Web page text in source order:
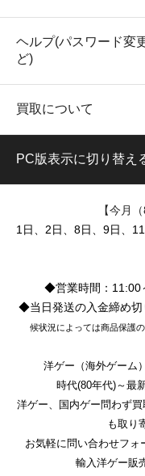
ヘルプ(パスワード変
ど)
買取について
PC版表示に切り替え
【今月
1日、2日、8日、9日、
◆営業時間：11:00
◆当日発送の入金締め切
候状況によっては商品保護
洋ゲー（海外ゲーム
時代(80年代)～最
洋ゲー、国内ゲー問わず
も取り
お気軽に問い合わせフォ
輸入洋ゲー販